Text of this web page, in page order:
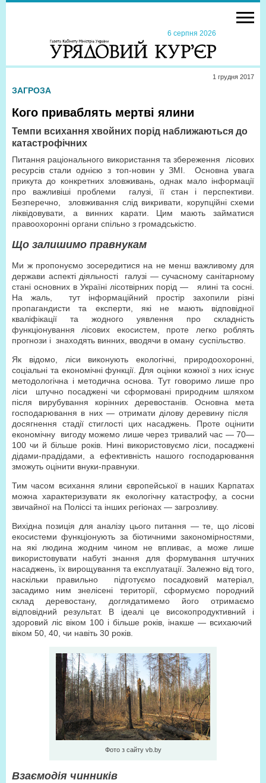
6 серпня 2026
1 грудня 2017
ЗАГРОЗА
Кого приваблять мертві ялини
Темпи всихання хвойних порід наближаються до
катастрофічних
Питання раціонального використання та збереження лісових
ресурсів стали однією з топ-новин у ЗМІ. Основна увага
прикута до конкретних зловживань, однак мало інформації
про важливіші проблеми галузі, її стан і перспективи.
Безперечно, зловживання слід викривати, корупційні схеми
ліквідовувати, а винних карати. Цим мають займатися
правоохоронні органи спільно з громадськістю.
Що залишимо правнукам
Ми ж пропонуємо зосередитися на не менш важливому для
держави аспекті діяльності галузі — сучасному санітарному
стані основних в Україні лісотвірних порід — ялині та сосні.
На жаль, тут інформаційний простір захопили різні
пропагандисти та експерти, які не мають відповідної
кваліфікації та жодного уявлення про складність
функціонування лісових екосистем, проте легко роблять
прогнози і знаходять винних, вводячи в оману суспільство.
Як відомо, ліси виконують екологічні, природоохоронні,
соціальні та економічні функції. Для оцінки кожної з них існує
методологічна і методична основа. Тут говоримо лише про
ліси штучно посаджені чи сформовані природним шляхом
після вирубування корінних деревостанів. Основна мета
господарювання в них — отримати ділову деревину після
досягнення стадії стиглості цих насаджень. Проте оцінити
економічну вигоду можемо лише через тривалий час — 70—
100 чи й більше років. Нині використовуємо ліси, посаджені
дідами-прадідами, а ефективність нашого господарювання
зможуть оцінити внуки-правнуки.
Тим часом всихання ялини європейської в наших Карпатах
можна характеризувати як екологічну катастрофу, а сосни
звичайної на Поліссі та інших регіонах — загрозливу.
Вихідна позиція для аналізу цього питання — те, що лісові
екосистеми функціонують за біотичними закономірностями,
на які людина жодним чином не впливає, а може лише
використовувати набуті знання для формування штучних
насаджень, їх вирощування та експлуатації. Залежно від того,
наскільки правильно підготуємо посадковий матеріал,
засадимо ним знелісені території, сформуємо породний
склад деревостану, доглядатимемо його отримаємо
відповідний результат. В ідеалі це високопродуктивний і
здоровий ліс віком 100 і більше років, інакше — всихаючий
віком 50, 40, чи навіть 30 років.
Фото з сайту vb.by
Взаємодія чинників